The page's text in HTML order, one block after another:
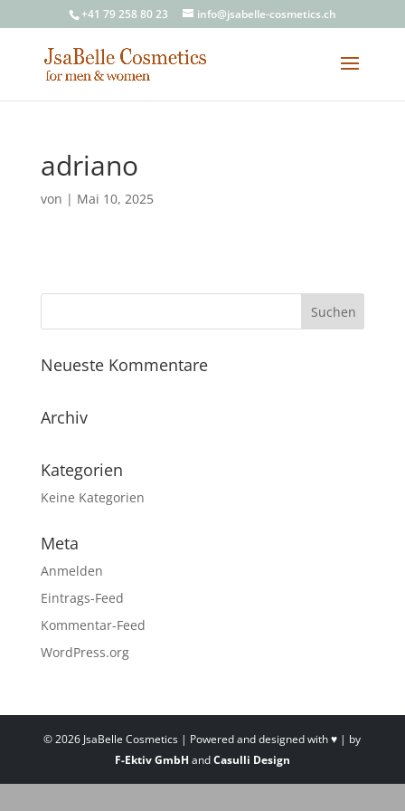
+41 79 258 80 23 info@jsabelle-cosmetics.ch
adriano
von | Mai 10, 2025
Neueste Kommentare
Archiv
Kategorien
Keine Kategorien
Meta
Anmelden
Eintrags-Feed
Kommentar-Feed
WordPress.org
©2026 JsaBelle Cosmetics | Powered and designed with ♥ | by
F-Ektiv GmbH andCasulli Design